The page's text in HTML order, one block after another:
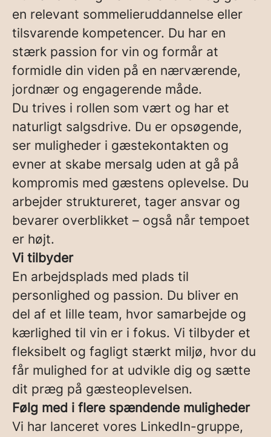
en relevant sommelieruddannelse eller
tilsvarende kompetencer. Du har en
stærk passion for vin og formår at
formidle din viden på en nærværende,
jordnær og engagerende måde.
Du trives i rollen som vært og har et
naturligt salgsdrive. Du er opsøgende,
ser muligheder i gæstekontakten og
evner at skabe mersalg uden at gå på
kompromis med gæstens oplevelse. Du
arbejder struktureret, tager ansvar og
bevarer overblikket – også når tempoet
er højt.
Vi tilbyder
En arbejdsplads med plads til
personlighed og passion. Du bliver en
del af et lille team, hvor samarbejde og
kærlighed til vin er i fokus. Vi tilbyder et
fleksibelt og fagligt stærkt miljø, hvor du
får mulighed for at udvikle dig og sætte
dit præg på gæsteoplevelsen.
Følg med i flere spændende muligheder
Vi har lanceret vores LinkedIn-gruppe,